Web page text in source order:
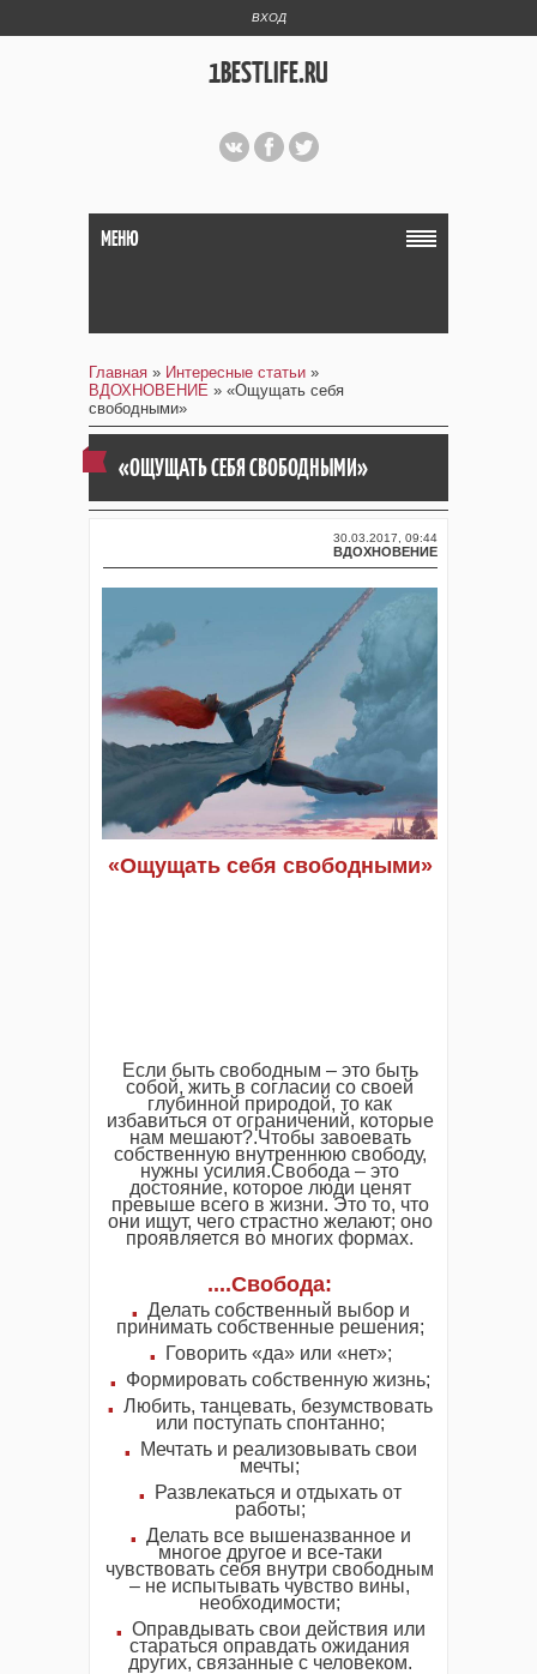
ВХОД
1BESTLIFE.RU
МЕНЮ
Главная » Интересные статьи »
ВДОХНОВЕНИЕ » «Ощущать себя
свободными»
«ОЩУЩАТЬ СЕБЯ СВОБОДНЫМИ»
30.03.2017, 09:44
ВДОХНОВЕНИЕ
«Ощущать себя свободными»
Если быть свободным – это быть
собой, жить в согласии со своей
глубинной природой, то как
избавиться от ограничений, которые
нам мешают?.Чтобы завоевать
собственную внутреннюю свободу,
нужны усилия.Свобода – это
достояние, которое люди ценят
превыше всего в жизни. Это то, что
они ищут, чего страстно желают; оно
проявляется во многих формах.
....Свобода:
. Делать собственный выбор и
принимать собственные решения;
. Говорить «да» или «нет»;
. Формировать собственную жизнь;
. Любить, танцевать, безумствовать
или поступать спонтанно;
.
Мечтать и реализовывать свои
мечты;
.
Развлекаться и отдыхать от
работы;
. Делать все вышеназванное и
многое другое и все-таки
чувствовать себя внутри свободным
– не испытывать чувство вины,
необходимости;
. Оправдывать свои действия или
стараться оправдать ожидания
других, связанные с человеком.